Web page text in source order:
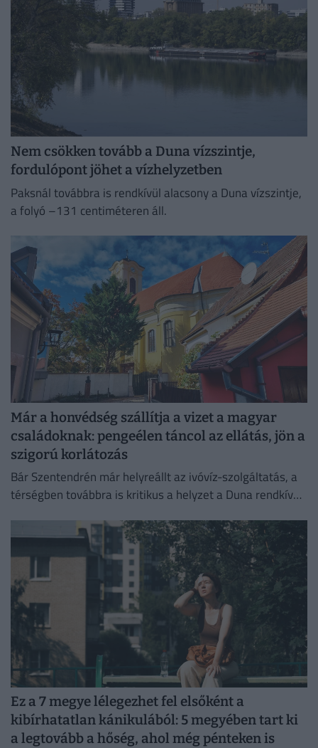
Nem csökken tovább a Duna vízszintje,
fordulópont jöhet a vízhelyzetben
Paksnál továbbra is rendkívül alacsony a Duna vízszintje,
a folyó –131 centiméteren áll.
Már a honvédség szállítja a vizet a magyar
családoknak: pengeélen táncol az ellátás, jön a
szigorú korlátozás
Bár Szentendrén már helyreállt az ivóvíz-szolgáltatás, a
térségben továbbra is kritikus a helyzet a Duna rendkívül
Ez a 7 megye lélegezhet fel elsőként a
kibírhatatlan kánikulából: 5 megyében tart ki
a legtovább a hőség, ahol még pénteken is